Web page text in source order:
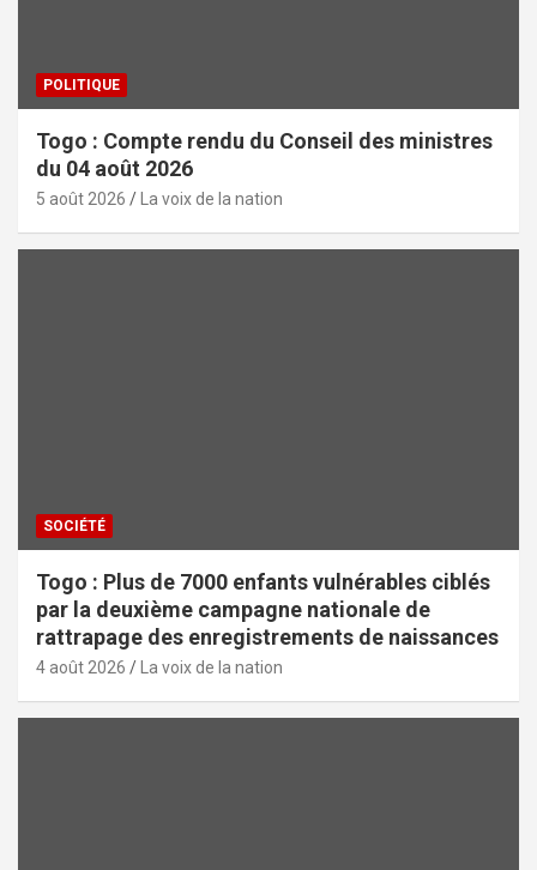
POLITIQUE
Togo : Compte rendu du Conseil des ministres
du 04 août 2026
5 août 2026 La voix de la nation
SOCIÉTÉ
Togo : Plus de 7000 enfants vulnérables ciblés
par la deuxième campagne nationale de
rattrapage des enregistrements de naissances
4 août 2026 La voix de la nation